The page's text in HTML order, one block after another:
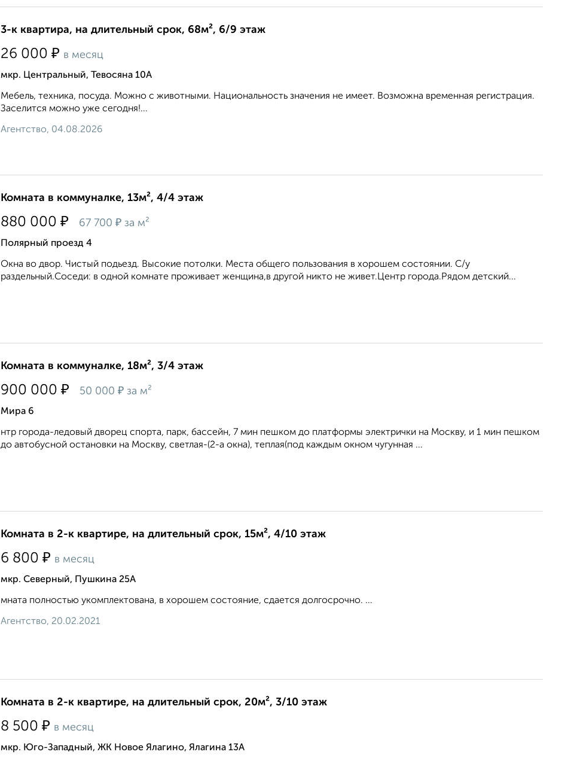
3-к квартира, на длительный срок, 68м², 6/9 этаж
26 000 ₽ в месяц
мкр. Центральный, Тевосяна 10А
Мебель, техника, посуда. Можно с животными. Национальность значения не имеет. Возможна временная регистрация.
Заселится можно уже сегодня!...
Агентство, 04.08.2026
Комната в коммуналке, 13м², 4/4 этаж
880 000 ₽ 67 700 ₽ за м²
Полярный проезд 4
Окна во двор. Чистый подьезд. Высокие потолки. Места общего пользования в хорошем состоянии. С/у
раздельный.Соседи: в одной комнате проживает женщина,в другой никто не живет.Центр города.Рядом детский...
Комната в коммуналке, 18м², 3/4 этаж
900 000 ₽ 50 000 ₽ за м²
Мира 6
нтр города-ледовый дворец спорта, парк, бассейн, 7 мин пешком до платформы электрички на Москву, и 1 мин пешком
до автобусной остановки на Москву, светлая-(2-а окна), теплая(под каждым окном чугунная ...
Комната в 2-к квартире, на длительный срок, 15м², 4/10 этаж
6 800 ₽ в месяц
мкр. Северный, Пушкина 25А
мната полностью укомплектована, в хорошем состояние, сдается долгосрочно. ...
Агентство, 20.02.2021
Комната в 2-к квартире, на длительный срок, 20м², 3/10 этаж
8 500 ₽ в месяц
мкр. Юго-Западный, ЖК Новое Ялагино, Ялагина 13А